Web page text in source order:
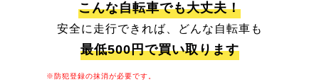
こんな自転車でも大丈夫！
安全に走行できれば、どんな自転車も
最低500円で買い取ります
※防犯登録の抹消が必要です。